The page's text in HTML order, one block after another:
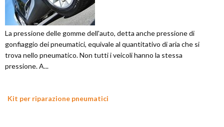
La pressione delle gomme dell'auto, detta anche pressione di
gonfiaggio dei pneumatici, equivale al quantitativo di aria che si
trova nello pneumatico. Non tutti i veicoli hanno la stessa
pressione. A...
Kit per riparazione pneumatici